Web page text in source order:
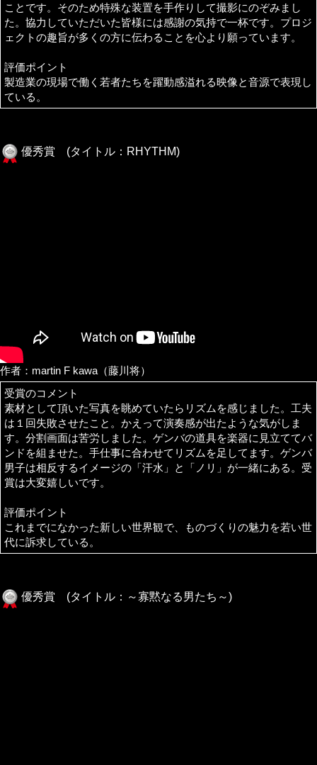
ことです。そのため特殊な装置を手作りして撮影にのぞみまし
た。協力していただいた皆様には感謝の気持で一杯です。プロジ
ェクトの趣旨が多くの方に伝わることを心より願っています。
評価ポイント
製造業の現場で働く若者たちを躍動感溢れる映像と音源で表現し
ている。
優秀賞 (タイトル：RHYTHM)
作者：martin F kawa（藤川将）
受賞のコメント
素材として頂いた写真を眺めていたらリズムを感じました。工夫
は１回失敗させたこと。かえって演奏感が出たような気がしま
す。分割画面は苦労しました。ゲンバの道具を楽器に見立ててバ
ンドを組ませた。手仕事に合わせてリズムを足してます。ゲンバ
男子は相反するイメージの「汗水」と「ノリ」が一緒にある。受
賞は大変嬉しいです。
評価ポイント
これまでになかった新しい世界観で、ものづくりの魅力を若い世
代に訴求している。
優秀賞 (タイトル：～寡黙なる男たち～)